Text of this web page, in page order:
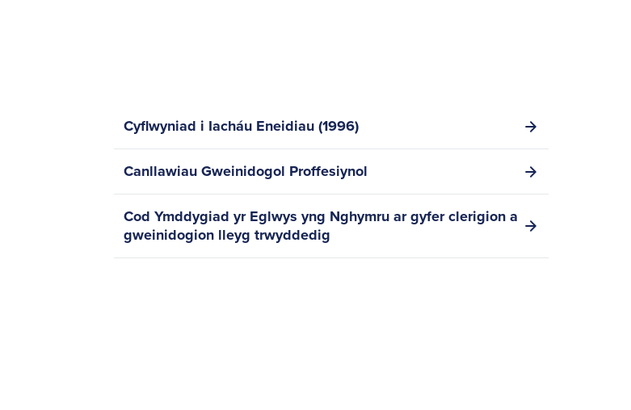
Cyflwyniad i Iacháu Eneidiau (1996)
Canllawiau Gweinidogol Proffesiynol
Cod Ymddygiad yr Eglwys yng Nghymru ar gyfer clerigion a
gweinidogion lleyg trwyddedig